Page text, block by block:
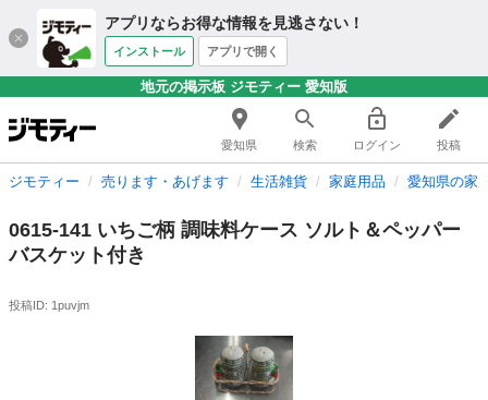
アプリならお得な情報を見逃さない！
インストール アプリで開く
地元の掲示板 ジモティー 愛知版
愛知県 検索 ログイン 投稿
ジモティー 売ります・あげます 生活雑貨 家庭用品 愛知県の家
0615-141 いちご柄 調味料ケース ソルト＆ペッパー
バスケット付き
投稿ID: 1puvjm